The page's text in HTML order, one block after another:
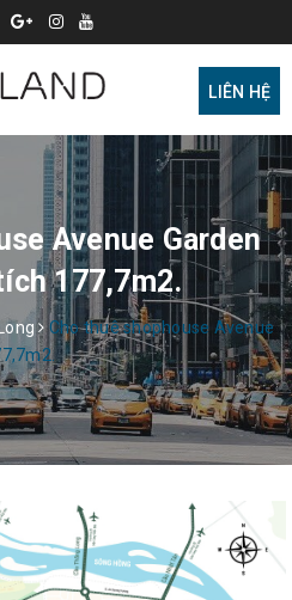
LIÊN HỆ
Avenue Garden
177,7m2.
Cho thuê shophouse Avenue